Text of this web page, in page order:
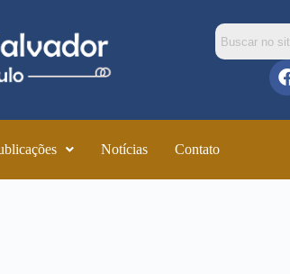
Notícias Contato